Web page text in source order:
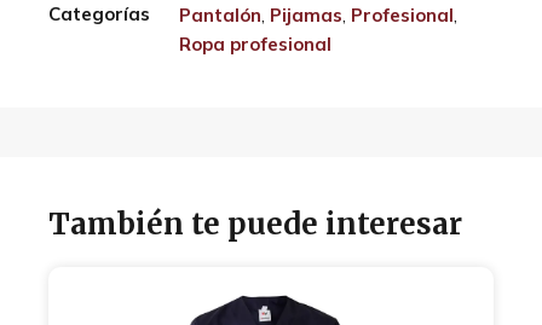
Categorías
Pantalón Pijamas Profesional
Ropa profesional
También te puede interesar